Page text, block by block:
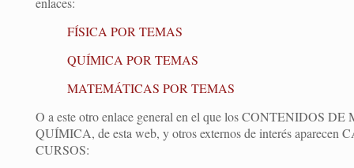
FÍSICA POR TEMAS
QUÍMICA POR TEMAS
MATEMÁTICAS POR TEMAS
O a este otro enlace general en el que los CONTENIDOS
QUÍMICA, de esta web, y otros externos de interés
CURSOS: